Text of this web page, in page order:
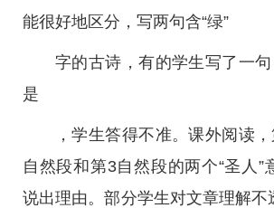
能很好地区分，写两句含“绿”
字的古诗，有的学生写了一句
是
，学生答得不准。课外阅读
自然段和第3自然段的两个“圣人”
说出理由。部分学生对文章理解不